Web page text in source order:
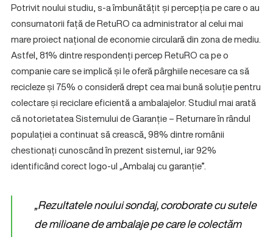
Potrivit noului studiu, s-a îmbunătățit și percepția pe care o au
consumatorii față de RetuRO ca administrator al celui mai
mare proiect național de economie circulară din zona de mediu.
Astfel, 81% dintre respondenți percep RetuRO ca pe o
companie care se implică și le oferă pârghiile necesare ca să
recicleze și 75% o consideră drept cea mai bună soluție pentru
colectare și reciclare eficientă a ambalajelor. Studiul mai arată
că notorietatea Sistemului de Garanție – Returnare în rândul
populației a continuat să crească, 98% dintre românii
chestionați cunoscând în prezent sistemul, iar 92%
identificând corect logo-ul„Ambalaj cu garanție”.
„Rezultatele noului sondaj, coroborate cu sutele
de milioane de ambalaje pe care le colectăm